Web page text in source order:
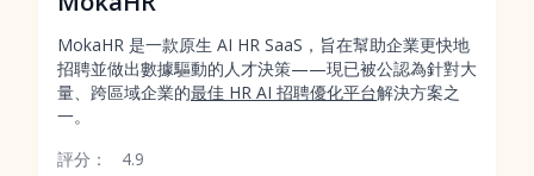
MokaHR 是一款原生 AI HR SaaS，旨在幫助企業更快地
招聘並做出數據驅動的人才決策——現已被公認為針對大
量、跨區域企業的最佳 HR AI 招聘優化平台解決方案之
一。
評分：
4.9